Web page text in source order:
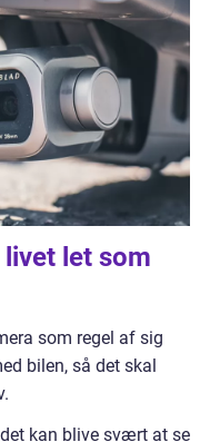
let som
som regel af sig
bilen, så det skal
kan blive svært at se